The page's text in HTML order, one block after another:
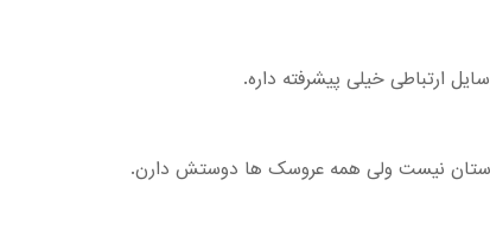
ارتباطی خیلی پیشرفته داره.
نیست ولی همه عروسک ها دوستش دارن.